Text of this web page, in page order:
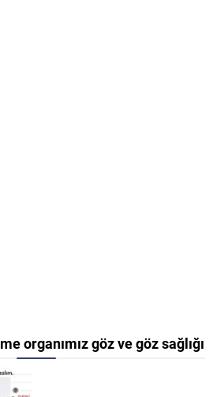
organımız göz ve göz sağlığı